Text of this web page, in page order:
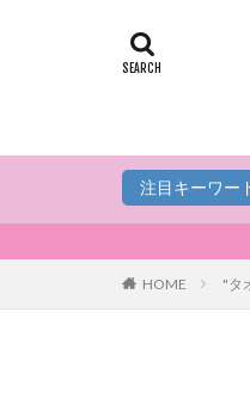
注目キーワー
HOME "タ